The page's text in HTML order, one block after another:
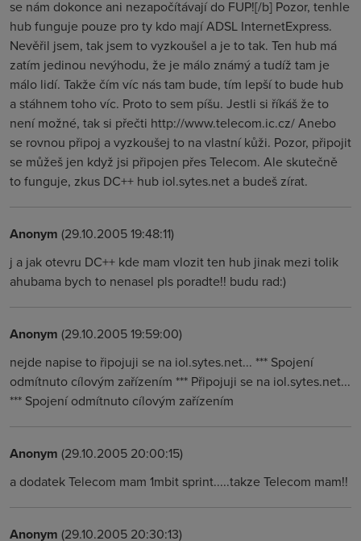
se nám dokonce ani nezapočítávají do FUP![/b] Pozor, tenhle
hub funguje pouze pro ty kdo mají ADSL InternetExpress.
Nevěřil jsem, tak jsem to vyzkoušel a je to tak. Ten hub má
zatím jedinou nevýhodu, že je málo známý a tudíž tam je
málo lidí. Takže čím víc nás tam bude, tím lepší to bude hub
a stáhnem toho víc. Proto to sem píšu. Jestli si říkáš že to
není možné, tak si přečti http://www.telecom.ic.cz/ Anebo
se rovnou připoj a vyzkoušej to na vlastní kůži. Pozor, připojit
se můžeš jen když jsi připojen přes Telecom. Ale skutečně
to funguje, zkus DC++ hub iol.sytes.net a budeš zírat.
Anonym (29.10.2005 19:48:11)
j a jak otevru DC++ kde mam vlozit ten hub jinak mezi tolik
ahubama bych to nenasel pls poradte!! budu rad:)
Anonym (29.10.2005 19:59:00)
nejde napise to řipojuji se na iol.sytes.net... *** Spojení
odmítnuto cílovým zařízením *** Připojuji se na iol.sytes.net...
*** Spojení odmítnuto cílovým zařízením
Anonym (29.10.2005 20:00:15)
a dodatek Telecom mam 1mbit sprint.....takze Telecom mam!!
Anonym (29.10.2005 20:30:13)